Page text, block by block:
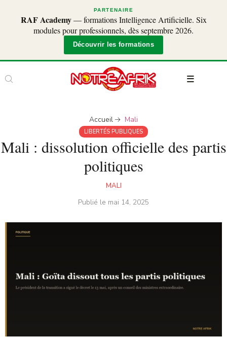
PARTENAIRE
RAF Academy— formations Intelligence Artificielle. Six
modules pour professionnels, dès septembre 2026.
Découvrir les formations
Accueil Mali
LIBERTÉS PUBLIQUES
Mali : dissolution officielle des partis
politiques
MALI
Publié le mai 14, 2025